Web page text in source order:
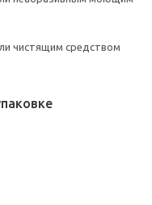
чистящим средством